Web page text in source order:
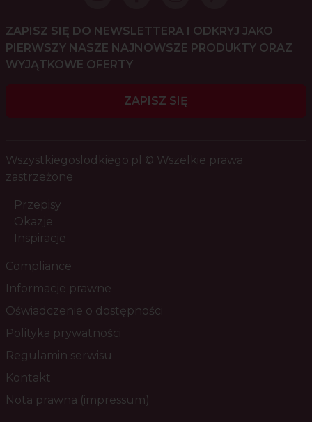
ZAPISZ SIĘ DO NEWSLETTERA I ODKRYJ JAKO
PIERWSZY NASZE NAJNOWSZE PRODUKTY ORAZ
WYJĄTKOWE OFERTY
ZAPISZ SIĘ
Wszystkiegoslodkiego.pl © Wszelkie prawa
zastrzeżone
Przepisy
Okazje
Inspiracje
Compliance
Informacje prawne
Oświadczenie o dostępności
Polityka prywatności
Regulamin serwisu
Kontakt
Nota prawna (impressum)